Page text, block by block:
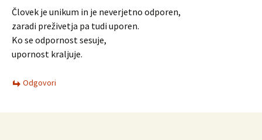
Človek je unikum in je neverjetno odporen,
zaradi preživetja pa tudi uporen.
Ko se odpornost sesuje,
upornost kraljuje.
Odgovori